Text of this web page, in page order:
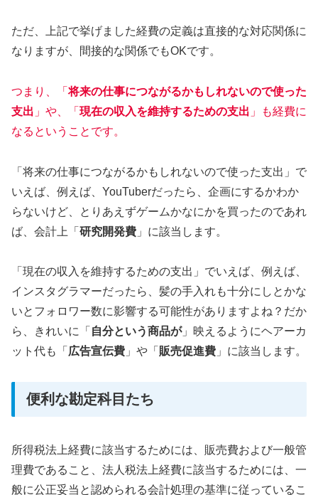
ただ、上記で挙げました経費の定義は直接的な対応関係に
なりますが、間接的な関係でもOKです。
つまり、「将来の仕事につながるかもしれないので使った
支出 」や、「 現在の収入を維持するための支出 」も経費に
なるということです。
「将来の仕事につながるかもしれないので使った支出」で
いえば、例えば、YouTuberだったら、企画にするかわか
らないけど、とりあえずゲームかなにかを買ったのであれ
ば、会計上「 研究開発費 」に該当します。
「現在の収入を維持するための支出」でいえば、例えば、
インスタグラマーだったら、髪の手入れも十分にしとかな
いとフォロワー数に影響する可能性がありますよね？だか
ら、きれいに「 自分という商品が」映えるようにヘアーカ
ット代も「 広告宣伝費 」や「 販売促進費 」に該当します。
便利な勘定科目たち
所得税法上経費に該当するためには、販売費および一般管
理費であること、法人税法上経費に該当するためには、一
般に公正妥当と認められる会計処理の基準に従っているこ